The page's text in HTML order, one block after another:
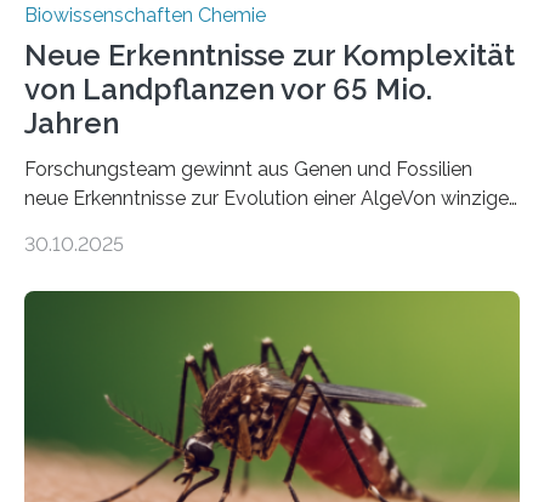
Biowissenschaften Chemie
Neue Erkenntnisse zur Komplexität
von Landpflanzen vor 65 Mio.
Jahren
Forschungsteam gewinnt aus Genen und Fossilien
neue Erkenntnisse zur Evolution einer AlgeVon winzigen
Landpflanzen zählen zu den komplexesten
Grünalgen, die vor Hunderten von Millionen Jahren
lebten. Unter den Vorfahren sticht eine Gruppe heraus,
die noch heute in der Natur vorkommt: die
Süßwasseralge Coleochaetophyceae. Einige Arten
dieser Gruppe bilden aus Zellfäden dichte Geflechte
mit scheibenförmiger Gestalt. Was auffällig ist: Die
30.10.2025